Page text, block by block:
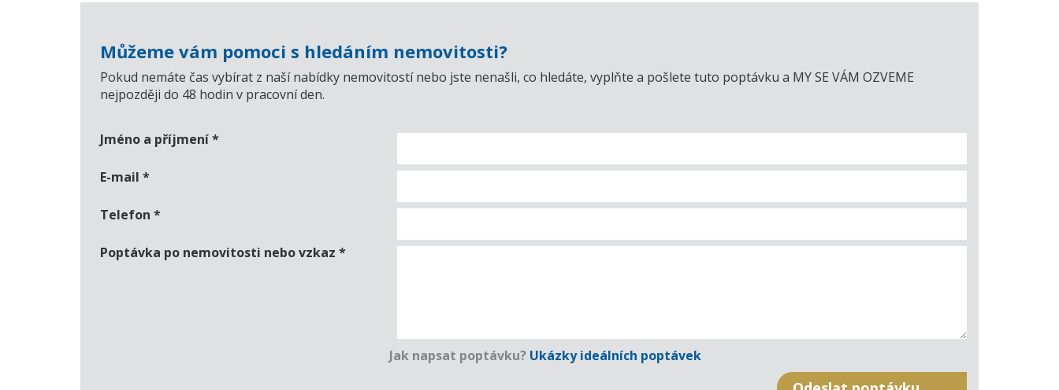
Můžeme vám pomoci s hledáním nemovitosti?
Pokud nemáte čas vybírat z naší nabídky nemovitostí nebo jste nenašli, co hledáte, vyplňte a pošlete tuto poptávku a MY SE VÁM OZVEME
nejpozději do 48 hodin v pracovní den.
Jméno a příjmení*
E-mail *
Telefon *
Poptávka po nemovitosti nebo vzkaz *
Jak napsat poptávku? Ukázky ideálních poptávek